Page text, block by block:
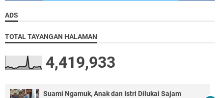
ADS
TOTAL TAYANGAN HALAMAN
4,419,933
Suami Ngamuk, Anak dan Istri Dilukai Sajam